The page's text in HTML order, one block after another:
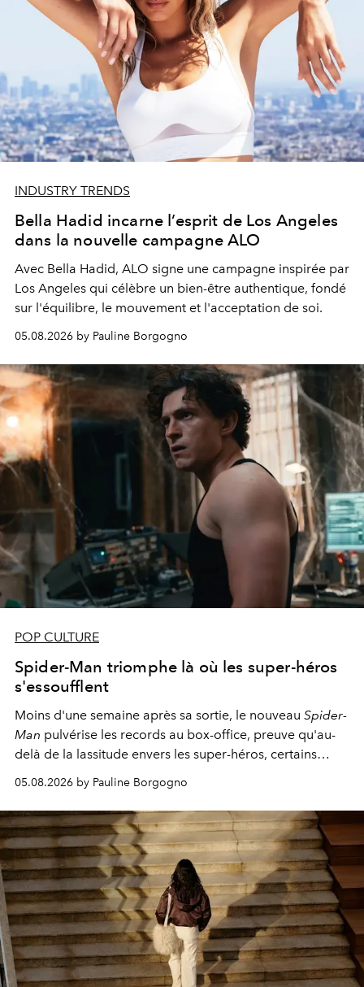
INDUSTRY TRENDS
Bella Hadid incarne l’esprit de Los Angeles
dans la nouvelle campagne ALO
Avec Bella Hadid, ALO signe une campagne inspirée par
Los Angeles qui célèbre un bien-être authentique, fondé
sur l'équilibre, le mouvement et l'acceptation de soi.
05.08.2026 by Pauline Borgogno
POP CULTURE
Spider-Man triomphe là où les super-héros
s'essoufflent
Moins d'une semaine après sa sortie, le nouveau Spider-
Man pulvérise les records au box-office, preuve qu'au-
delà de la lassitude envers les super-héros, certains
personnages continuent de susciter une ferveur intacte.
05.08.2026 by Pauline Borgogno